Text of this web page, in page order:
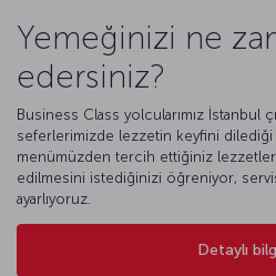
Yemeğinizi ne
edersiniz?
Business Class yolcularımız İstanbul
seferlerimizde lezzetin keyfini dilediği
menümüzden tercih ettiğiniz
edilmesini istediğinizi öğreniyor,
ayarlıyoruz.
Detaylı